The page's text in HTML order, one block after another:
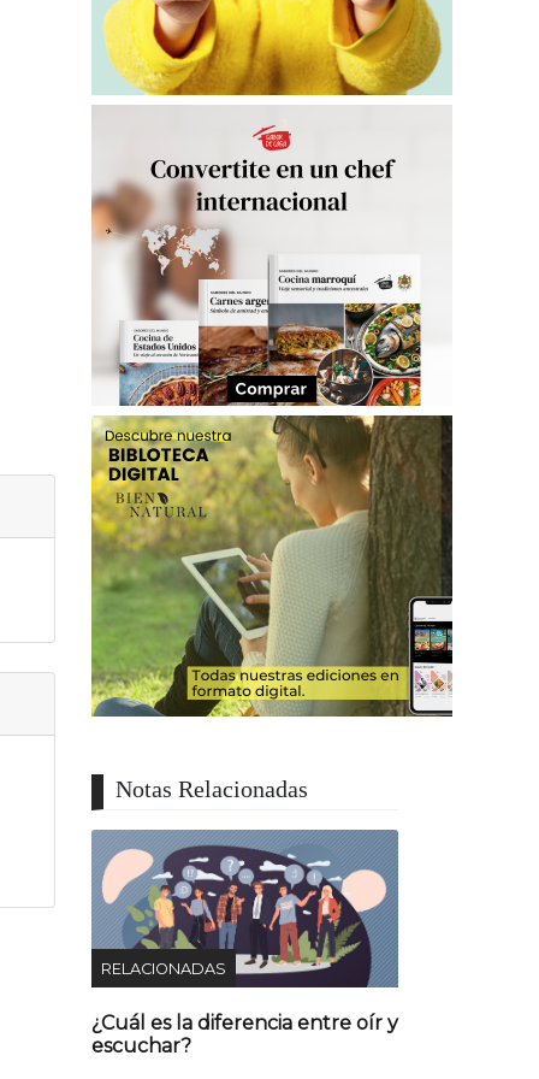
Notas Relacionadas
RELACIONADAS
¿Cuál es la diferencia entre oír y
escuchar?